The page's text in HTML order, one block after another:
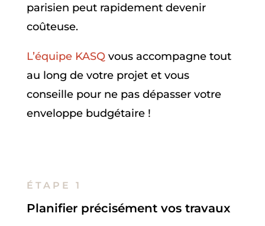
parisien peut rapidement devenir
coûteuse.
L’équipe KASQvous accompagne tout
au long de votre projet et vous
conseille pour ne pas dépasser votre
enveloppe budgétaire !
ÉTAPE 1
Planifier précisément vos travaux